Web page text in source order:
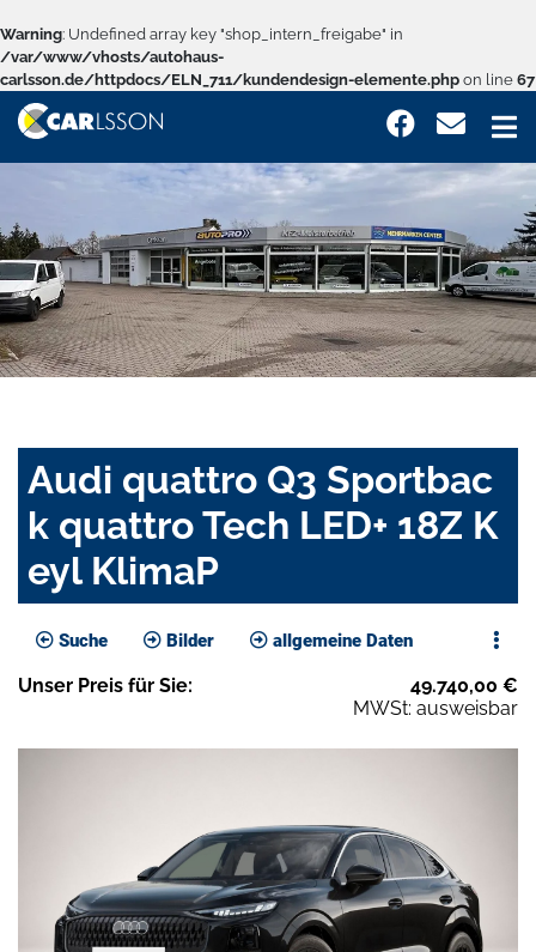
Warning: Undefined array key "shop_intern_freigabe" in
/var/www/vhosts/autohaus-
carlsson.de/httpdocs/ELN_711/kundendesign-elemente.php on line 67
Audi quattro Q3 Sportbac
k quattro Tech LED+ 18Z K
eyl KlimaP
Suche Bilder allgemeine Daten
Unser Preis für Sie: 49.740,00 €
MWSt: ausweisbar